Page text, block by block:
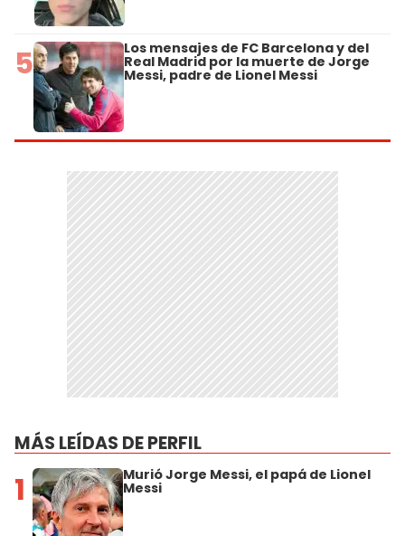
5 Los mensajes de FC Barcelona y del
Real Madrid por la muerte de Jorge
Messi, padre de Lionel Messi
MÁS LEÍDAS DE PERFIL
1 Murió Jorge Messi, el papá de Lionel
Messi